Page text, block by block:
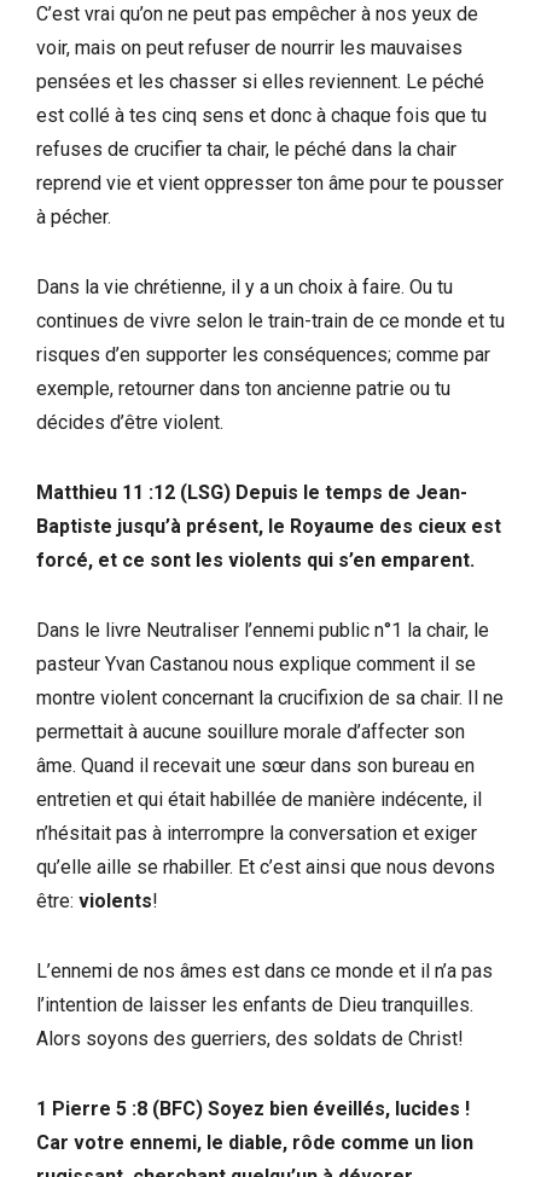
C’est vrai qu’on ne peut pas empêcher à nos yeux de
voir, mais on peut refuser de nourrir les mauvaises
pensées et les chasser si elles reviennent. Le péché
est collé à tes cinq sens et donc à chaque fois que tu
refuses de crucifier ta chair, le péché dans la chair
reprend vie et vient oppresser ton âme pour te pousser
à pécher.
Dans la vie chrétienne, il y a un choix à faire. Ou tu
continues de vivre selon le train-train de ce monde et tu
risques d’en supporter les conséquences; comme par
exemple, retourner dans ton ancienne patrie ou tu
décides d’être violent.
Matthieu 11 :12 (LSG) Depuis le temps de Jean-
Baptiste jusqu’à présent, le Royaume des cieux est
forcé, et ce sont les violents qui s’en emparent.
Dans le livre Neutraliser l’ennemi public n°1 la chair, le
pasteur Yvan Castanou nous explique comment il se
montre violent concernant la crucifixion de sa chair. Il ne
permettait à aucune souillure morale d’affecter son
âme. Quand il recevait une sœur dans son bureau en
entretien et qui était habillée de manière indécente, il
n’hésitait pas à interrompre la conversation et exiger
qu’elle aille se rhabiller. Et c’est ainsi que nous devons
être: violents!
L’ennemi de nos âmes est dans ce monde et il n’a pas
l’intention de laisser les enfants de Dieu tranquilles.
Alors soyons des guerriers, des soldats de Christ!
1 Pierre 5 :8 (BFC) Soyez bien éveillés, lucides !
Car votre ennemi, le diable, rôde comme un lion